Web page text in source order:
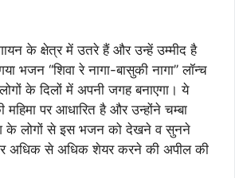
के क्षेत्र में उतरे हैं और उन्हें उम्मीद है
भजन ‘‘शिवा रे नागा-बासुकी नागा’’ लॉन्च
के दिलों में अपनी जगह बनाएगा। ये
पर आधारित है और उन्होंने चम्बा
के लोगों से इस भजन को देखने व सुनने
अधिक से अधिक शेयर करने की अपील की